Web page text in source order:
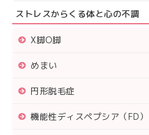
ストレスからくる体と心の不調
X脚O脚
めまい
円形脱毛症
機能性ディスペプシア（FD）